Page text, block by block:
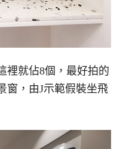
裡就佔8個，最好拍的
窗，由J示範假裝坐飛